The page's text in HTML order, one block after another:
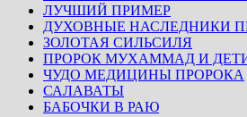
ЛУЧШИЙ ПРИМЕР
ДУХОВНЫЕ НАСЛЕДНИКИ
ЗОЛОТАЯ СИЛЬСИЛЯ
ПРОРОК МУХАММАД И
ЧУДО МЕДИЦИНЫ ПРОРОКА
САЛАВАТЫ
БАБОЧКИ В РАЮ